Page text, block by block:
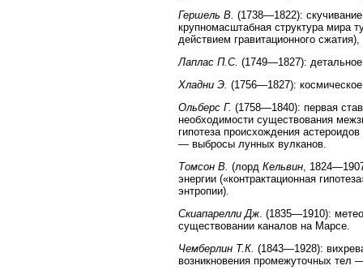
Гершель В. (1738—1822):
крупномасштабная структура мира
действием гравитационного
Лаплас П.С. (1749—1827): детальное
Хладни Э. (1756—1827):
Ольберс Г. (1758—1840): первая
необходимости существования
гипотеза происхождения
— выбросы лунных вулканов.
Томсон В. (лорд Кельвин,
энергии («контрактационная
энтропии).
Скиапарелли Дж. (1835—1910):
существовании каналов на Марсе.
Чемберлин Т.К. (1843—1928):
возникновения промежуточных тел